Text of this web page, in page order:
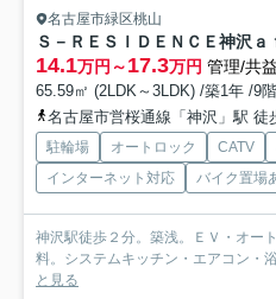
名古屋市緑区桃山
Ｓ－ＲＥＳＩＤＥＮＣＥ神沢ａ
14.1万円～17.3万円 管理/共
65.59㎡ (2LDK～3LDK) /築1年 /9
名古屋市営桜通線「神沢」駅 徒
駐輪場 オートロック CATV
インターネット対応
バイク置場
神沢駅徒歩２分。築浅。ＥＶ・オー
料。システムキッチン・エアコン・
と見る